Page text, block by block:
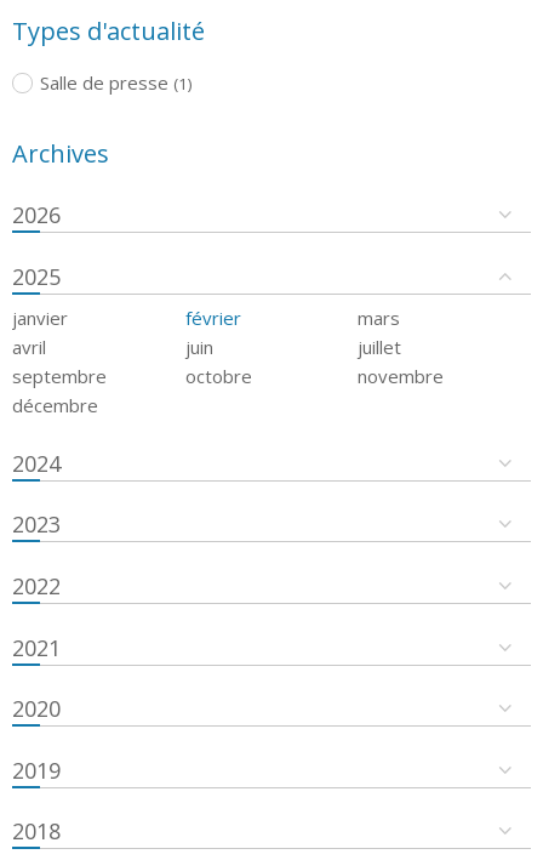
Types d'actualité
Salle de presse (1)
Archives
2026
2025
janvier février
mars
avril
juin
juillet
septembre
octobre
novembre
décembre
2024
2023
2022
2021
2020
2019
2018